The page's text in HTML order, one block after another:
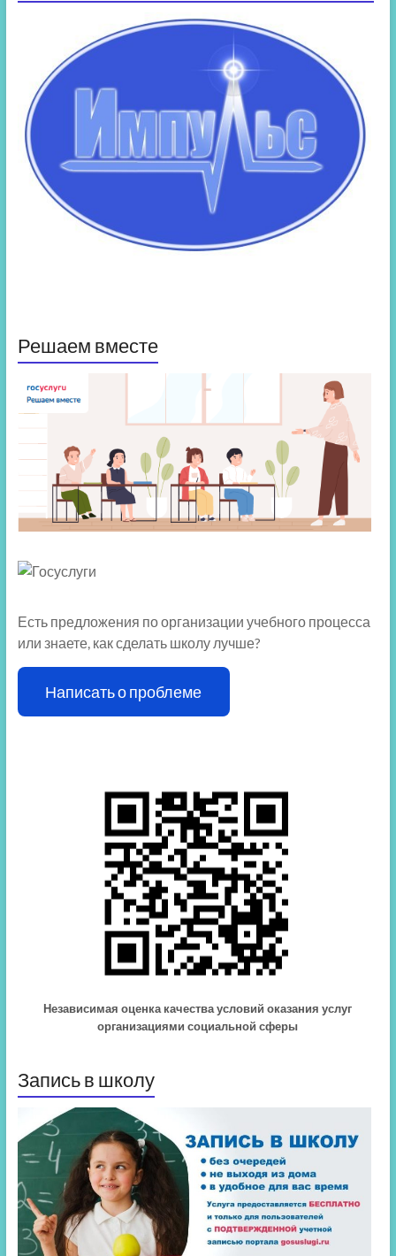
Решаем вместе
Есть предложения по организации учебного процесса
или знаете, как сделать школу лучше?
Написать о проблеме
Независимая оценка качества условий оказания услуг
организациями социальной сферы
Запись в школу